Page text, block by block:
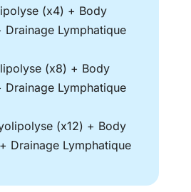
(x4) + Body
Lymphatique
(x8) + Body
Lymphatique
(x12) + Body
Drainage Lymphatique